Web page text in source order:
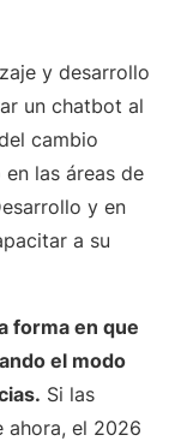
y desarrollo
un chatbot al
cambio
las áreas de
y en
a su
forma en que
el modo
Si las
ahora, el 2026